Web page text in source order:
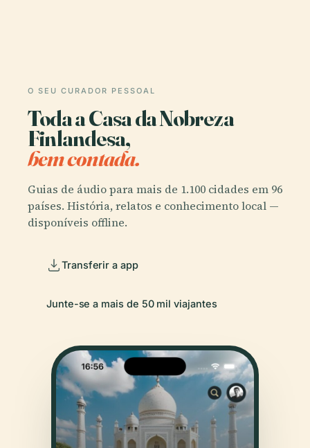
O SEU CURADOR PESSOAL
Toda a Casa da Nobreza
Finlandesa,
bem contada.
Guias de áudio para mais de 1.100 cidades em 96
países. História, relatos e conhecimento local —
disponíveis offline.
Transferir a app
Junte-se a mais de 50 mil viajantes